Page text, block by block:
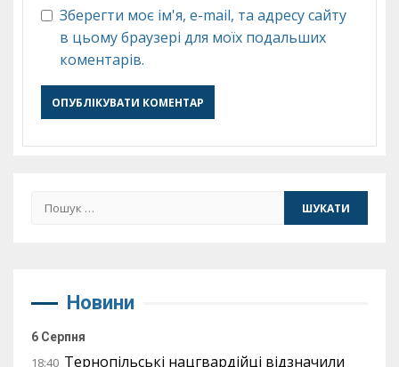
Зберегти моє ім'я, e-mail, та адресу сайту
в цьому браузері для моїх подальших
коментарів.
Пошук:
Новини
6 Серпня
18:40 Тернопільські нацгвардійці відзначили